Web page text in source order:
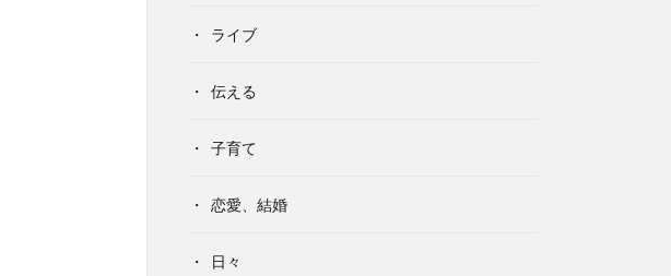
ライブ
伝える
子育て
恋愛、結婚
日々